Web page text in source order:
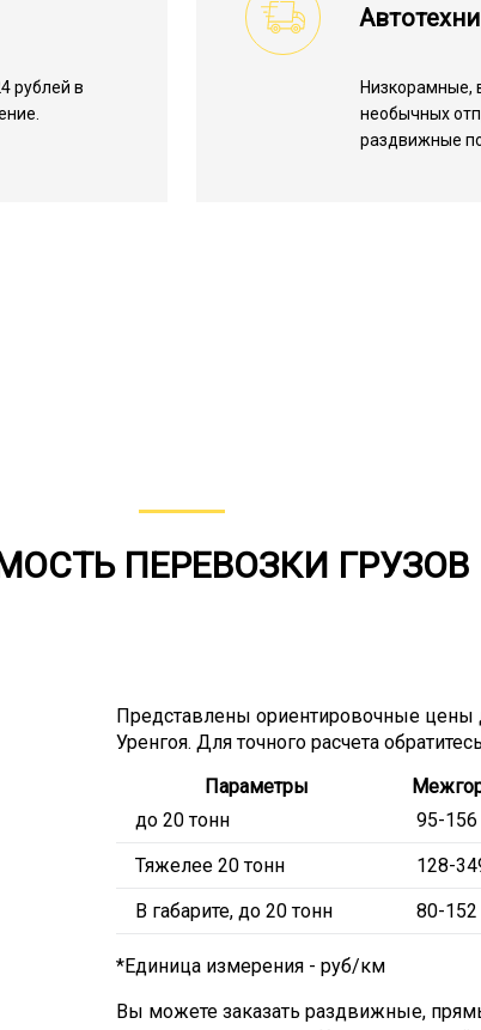
рублей в
Низкорамные,
необычных
раздвижные
ПЕРЕВОЗКИ ГРУЗОВ
Представлены ориентировочные
Уренгоя. Для точного расчета
Параметры
до 20 тонн
95-156
Тяжелее 20 тонн
128-
В габарите, до 20 тонн
80-152
*Единица измерения - руб/км
Вы можете заказать раздвижные,